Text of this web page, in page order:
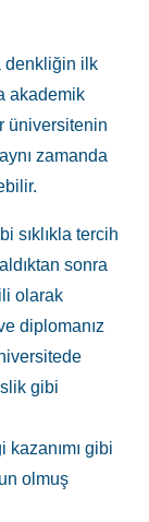
denkliğin ilk
akademik
üniversitenin
zamanda
sıklıkla tercih
sonra
olarak
diplomanız
gibi
gibi
olmuş